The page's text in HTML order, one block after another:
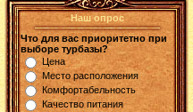
Наш опрос
Что для вас приоритетно при
выборе турбазы?
Цена
Место расположения
Комфортабельность
Качество питания